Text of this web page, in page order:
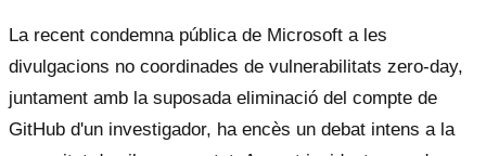
La recent condemna pública de Microsoft a les
divulgacions no coordinades de vulnerabilitats zero-day,
juntament amb la suposada eliminació del compte de
GitHub d'un investigador, ha encès un debat intens a la